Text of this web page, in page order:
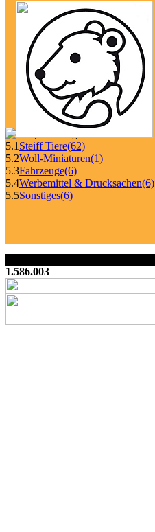
5.1 Steiff Tiere(62)
5.2Woll-Miniaturen(1)
5.3Fahrzeuge(6)
5.4Werbemittel & Drucksachen(6)
5.5Sonstiges(6)
1.586.003